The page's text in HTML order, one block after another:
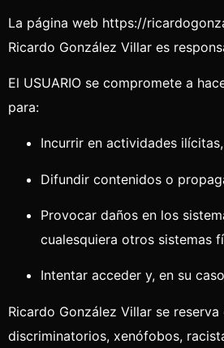
La página web https://
Ricardo González Villar es
El USUARIO se compromete a
para:
Incurrir en actividades
Difundir contenidos o
Provocar daños en los
cualesquiera otros sistemas
Intentar acceder y, en su
Ricardo González Villar se
discriminatorios, xenófobos,